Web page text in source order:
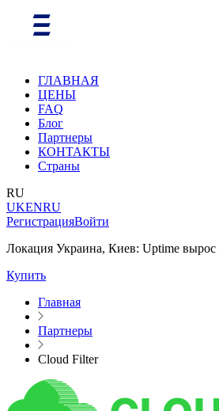
ГЛАВНАЯ
ЦЕНЫ
FAQ
Блог
Партнеры
КОНТАКТЫ
Страны
RU
UKENRU
РегистрацияВойти
Локация Украина, Киев: Uptime
Купить
Главная
Партнеры
Cloud Filter